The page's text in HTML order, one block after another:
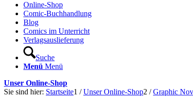
Online-Shop
Comic-Buchhandlung
Blog
Comics im Unterricht
Verlagsauslieferung
Suche
Menü Menü
Unser Online-Shop
Sie sind hier: Startseite1 / Unser Online-Shop2 / Graphic